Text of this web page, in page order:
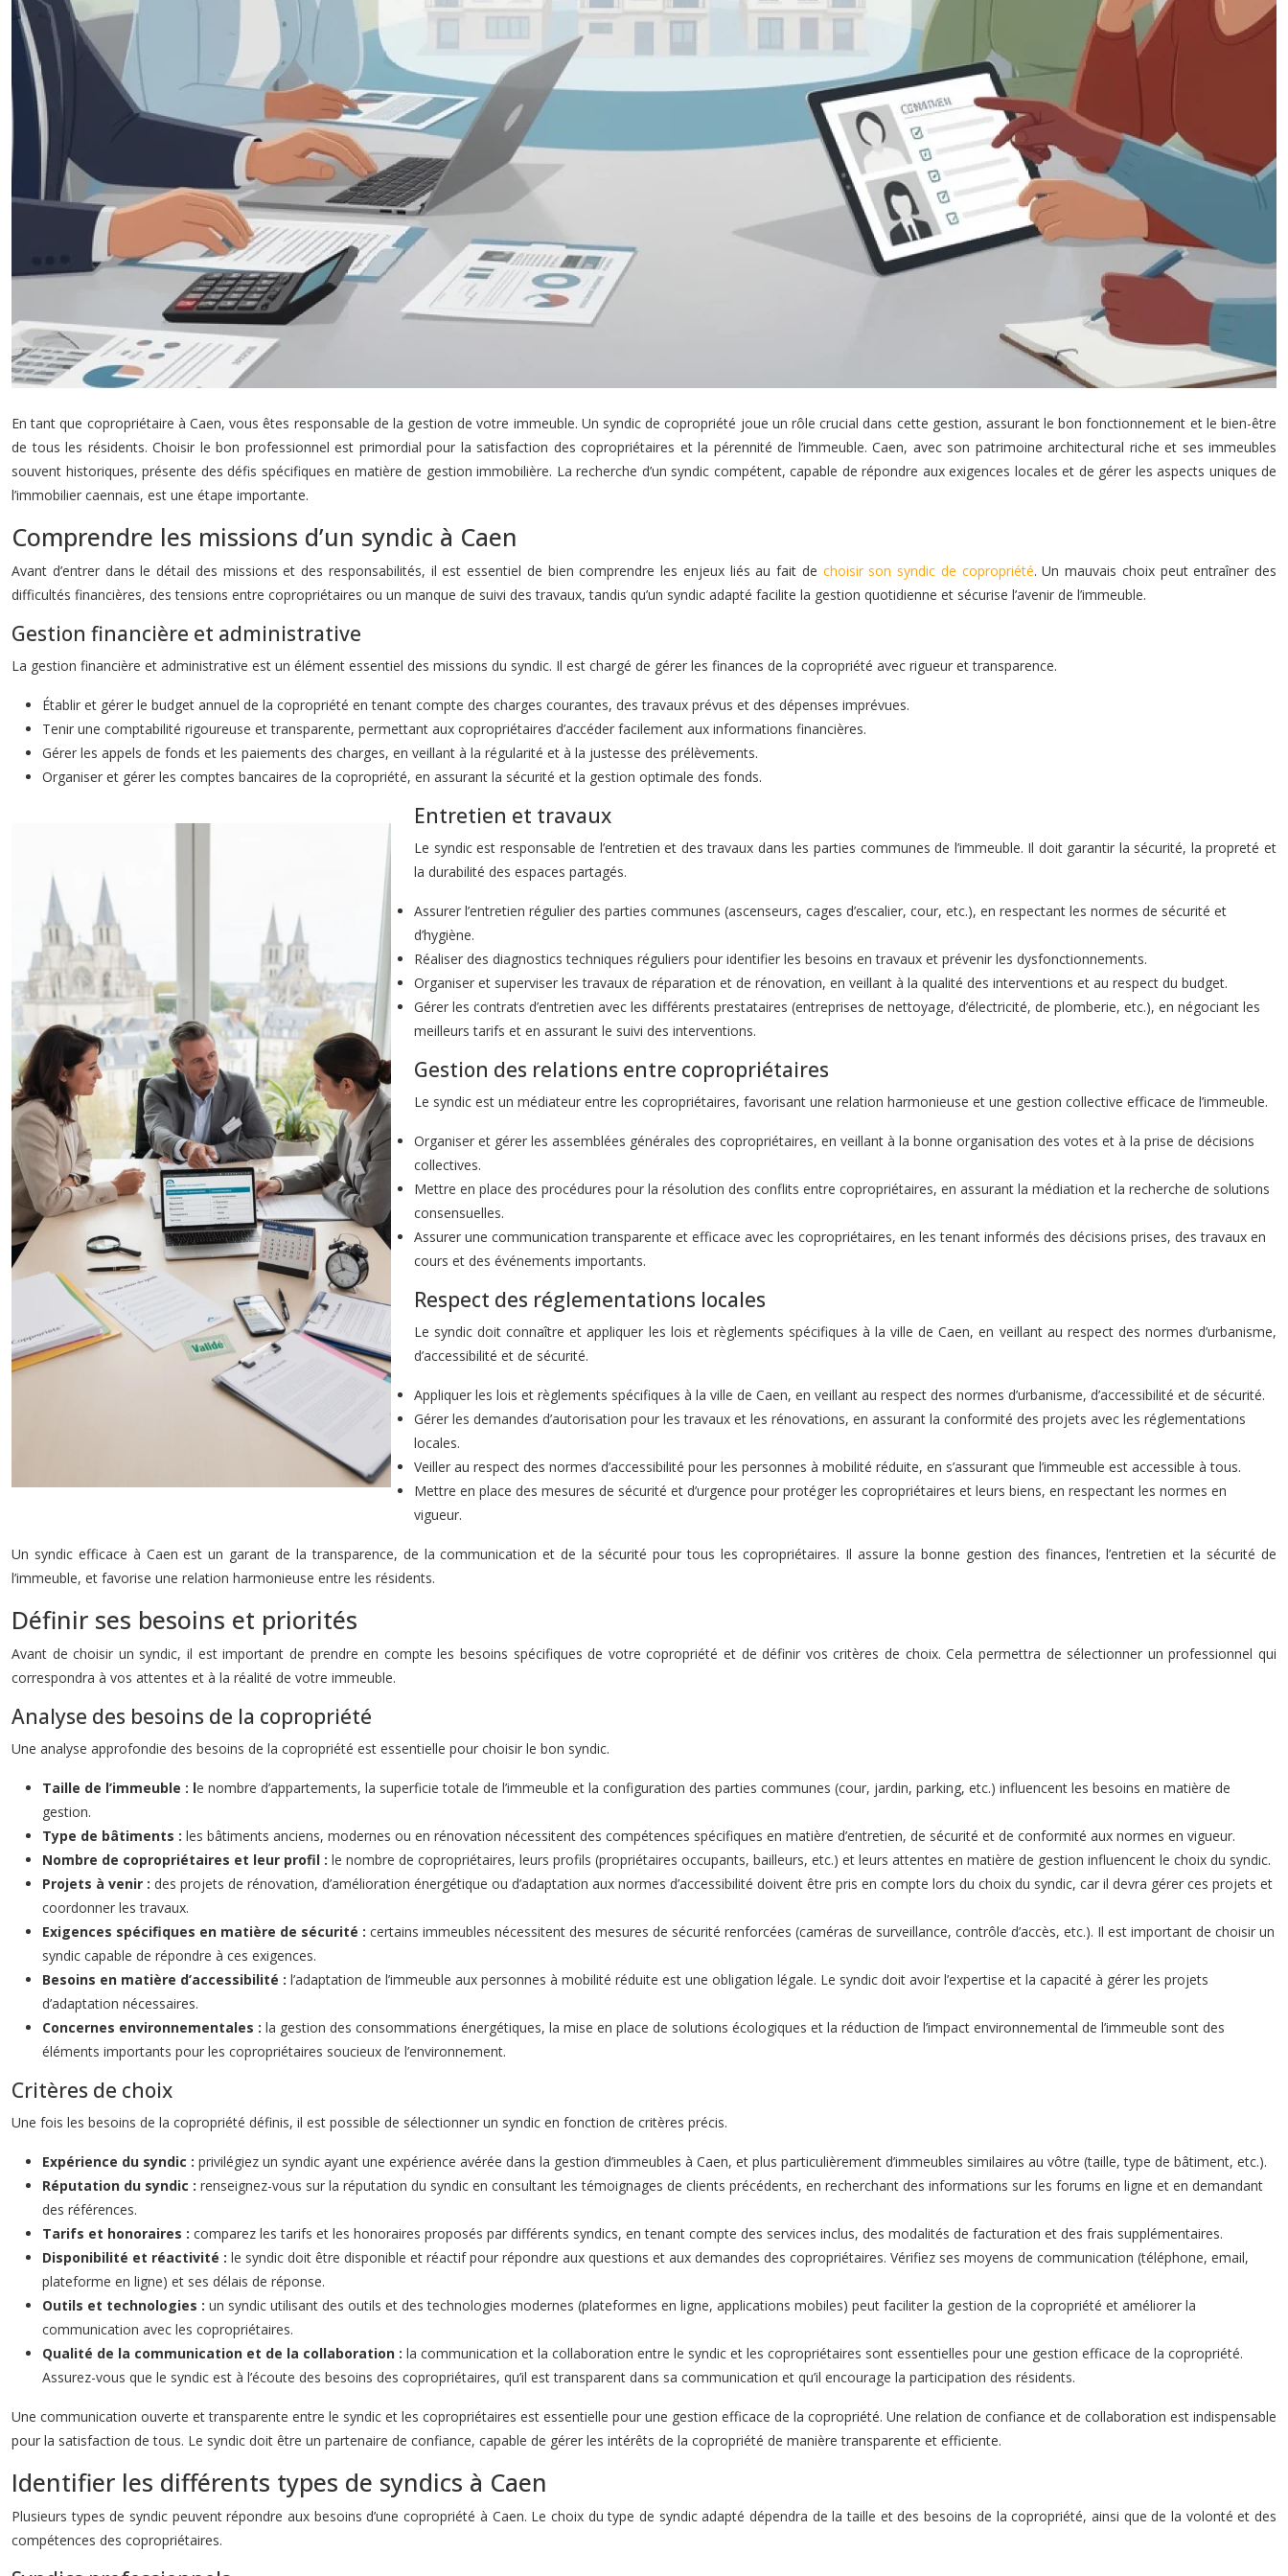
En tant que copropriétaire à Caen, vous êtes responsable de la gestion de votre immeuble. Un syndic de copropriété joue un rôle crucial dans cette gestion, assurant le bon fonctionnement et le bien-être
de tous les résidents. Choisir le bon professionnel est primordial pour la satisfaction des copropriétaires et la pérennité de l’immeuble. Caen, avec son patrimoine architectural riche et ses immeubles
souvent historiques, présente des défis spécifiques en matière de gestion immobilière. La recherche d’un syndic compétent, capable de répondre aux exigences locales et de gérer les aspects uniques de
l’immobilier caennais, est une étape importante.
Comprendre les missions d’un syndic à Caen
Avant d’entrer dans le détail des missions et des responsabilités, il est essentiel de bien comprendre les enjeux liés au fait de choisir son syndic de copropriété. Un mauvais choix peut entraîner des
difficultés financières, des tensions entre copropriétaires ou un manque de suivi des travaux, tandis qu’un syndic adapté facilite la gestion quotidienne et sécurise l’avenir de l’immeuble.
Gestion financière et administrative
La gestion financière et administrative est un élément essentiel des missions du syndic. Il est chargé de gérer les finances de la copropriété avec rigueur et transparence.
Établir et gérer le budget annuel de la copropriété en tenant compte des charges courantes, des travaux prévus et des dépenses imprévues.
Tenir une comptabilité rigoureuse et transparente, permettant aux copropriétaires d’accéder facilement aux informations financières.
Gérer les appels de fonds et les paiements des charges, en veillant à la régularité et à la justesse des prélèvements.
Organiser et gérer les comptes bancaires de la copropriété, en assurant la sécurité et la gestion optimale des fonds.
Entretien et travaux
Le syndic est responsable de l’entretien et des travaux dans les parties communes de l’immeuble. Il doit garantir la sécurité, la propreté et
la durabilité des espaces partagés.
Assurer l’entretien régulier des parties communes (ascenseurs, cages d’escalier, cour, etc.), en respectant les normes de sécurité et
d’hygiène.
Réaliser des diagnostics techniques réguliers pour identifier les besoins en travaux et prévenir les dysfonctionnements.
Organiser et superviser les travaux de réparation et de rénovation, en veillant à la qualité des interventions et au respect du budget.
Gérer les contrats d’entretien avec les différents prestataires (entreprises de nettoyage, d’électricité, de plomberie, etc.), en négociant les
meilleurs tarifs et en assurant le suivi des interventions.
Gestion des relations entre copropriétaires
Le syndic est un médiateur entre les copropriétaires, favorisant une relation harmonieuse et une gestion collective efficace de l’immeuble.
Organiser et gérer les assemblées générales des copropriétaires, en veillant à la bonne organisation des votes et à la prise de décisions
collectives.
Mettre en place des procédures pour la résolution des conflits entre copropriétaires, en assurant la médiation et la recherche de solutions
consensuelles.
Assurer une communication transparente et efficace avec les copropriétaires, en les tenant informés des décisions prises, des travaux en
cours et des événements importants.
Respect des réglementations locales
Le syndic doit connaître et appliquer les lois et règlements spécifiques à la ville de Caen, en veillant au respect des normes d’urbanisme,
d’accessibilité et de sécurité.
Appliquer les lois et règlements spécifiques à la ville de Caen, en veillant au respect des normes d’urbanisme, d’accessibilité et de sécurité.
Gérer les demandes d’autorisation pour les travaux et les rénovations, en assurant la conformité des projets avec les réglementations
locales.
Veiller au respect des normes d’accessibilité pour les personnes à mobilité réduite, en s’assurant que l’immeuble est accessible à tous.
Mettre en place des mesures de sécurité et d’urgence pour protéger les copropriétaires et leurs biens, en respectant les normes en
vigueur.
Un syndic efficace à Caen est un garant de la transparence, de la communication et de la sécurité pour tous les copropriétaires. Il assure la bonne gestion des finances, l’entretien et la sécurité de
l’immeuble, et favorise une relation harmonieuse entre les résidents.
Définir ses besoins et priorités
Avant de choisir un syndic, il est important de prendre en compte les besoins spécifiques de votre copropriété et de définir vos critères de choix. Cela permettra de sélectionner un professionnel qui
correspondra à vos attentes et à la réalité de votre immeuble.
Analyse des besoins de la copropriété
Une analyse approfondie des besoins de la copropriété est essentielle pour choisir le bon syndic.
Taille de l’immeuble : le nombre d’appartements, la superficie totale de l’immeuble et la configuration des parties communes (cour, jardin, parking, etc.) influencent les besoins en matière de
gestion.
Type de bâtiments : les bâtiments anciens, modernes ou en rénovation nécessitent des compétences spécifiques en matière d’entretien, de sécurité et de conformité aux normes en vigueur.
Nombre de copropriétaires et leur profil : le nombre de copropriétaires, leurs profils (propriétaires occupants, bailleurs, etc.) et leurs attentes en matière de gestion influencent le choix du syndic.
Projets à venir : des projets de rénovation, d’amélioration énergétique ou d’adaptation aux normes d’accessibilité doivent être pris en compte lors du choix du syndic, car il devra gérer ces projets et
coordonner les travaux.
Exigences spécifiques en matière de sécurité : certains immeubles nécessitent des mesures de sécurité renforcées (caméras de surveillance, contrôle d’accès, etc.). Il est important de choisir un
syndic capable de répondre à ces exigences.
Besoins en matière d’accessibilité : l’adaptation de l’immeuble aux personnes à mobilité réduite est une obligation légale. Le syndic doit avoir l’expertise et la capacité à gérer les projets
d’adaptation nécessaires.
Concernes environnementales : la gestion des consommations énergétiques, la mise en place de solutions écologiques et la réduction de l’impact environnemental de l’immeuble sont des
éléments importants pour les copropriétaires soucieux de l’environnement.
Critères de choix
Une fois les besoins de la copropriété définis, il est possible de sélectionner un syndic en fonction de critères précis.
Expérience du syndic : privilégiez un syndic ayant une expérience avérée dans la gestion d’immeubles à Caen, et plus particulièrement d’immeubles similaires au vôtre (taille, type de bâtiment, etc.).
Réputation du syndic : renseignez-vous sur la réputation du syndic en consultant les témoignages de clients précédents, en recherchant des informations sur les forums en ligne et en demandant
des références.
Tarifs et honoraires : comparez les tarifs et les honoraires proposés par différents syndics, en tenant compte des services inclus, des modalités de facturation et des frais supplémentaires.
Disponibilité et réactivité : le syndic doit être disponible et réactif pour répondre aux questions et aux demandes des copropriétaires. Vérifiez ses moyens de communication (téléphone, email,
plateforme en ligne) et ses délais de réponse.
Outils et technologies : un syndic utilisant des outils et des technologies modernes (plateformes en ligne, applications mobiles) peut faciliter la gestion de la copropriété et améliorer la
communication avec les copropriétaires.
Qualité de la communication et de la collaboration : la communication et la collaboration entre le syndic et les copropriétaires sont essentielles pour une gestion efficace de la copropriété.
Assurez-vous que le syndic est à l’écoute des besoins des copropriétaires, qu’il est transparent dans sa communication et qu’il encourage la participation des résidents.
Une communication ouverte et transparente entre le syndic et les copropriétaires est essentielle pour une gestion efficace de la copropriété. Une relation de confiance et de collaboration est indispensable
pour la satisfaction de tous. Le syndic doit être un partenaire de confiance, capable de gérer les intérêts de la copropriété de manière transparente et efficiente.
Identifier les différents types de syndics à Caen
Plusieurs types de syndic peuvent répondre aux besoins d’une copropriété à Caen. Le choix du type de syndic adapté dépendra de la taille et des besoins de la copropriété, ainsi que de la volonté et des
compétences des copropriétaires.